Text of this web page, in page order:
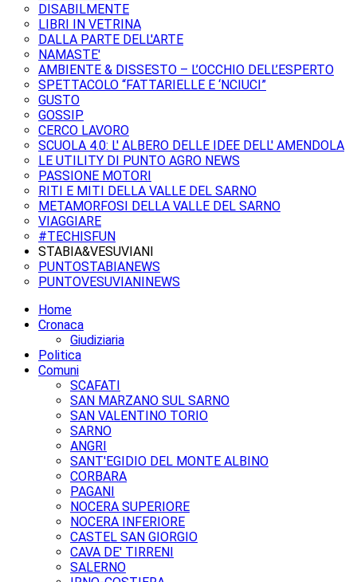
DISABILMENTE
LIBRI IN VETRINA
DALLA PARTE DELL'ARTE
NAMASTE'
AMBIENTE & DISSESTO – L’OCCHIO DELL’ESPERTO
SPETTACOLO “FATTARIELLE E ‘NCIUCI”
GUSTO
GOSSIP
CERCO LAVORO
SCUOLA 4.0: L' ALBERO DELLE IDEE DELL' AMENDOLA
LE UTILITY DI PUNTO AGRO NEWS
PASSIONE MOTORI
RITI E MITI DELLA VALLE DEL SARNO
METAMORFOSI DELLA VALLE DEL SARNO
VIAGGIARE
#TECHISFUN
STABIA&VESUVIANI
PUNTOSTABIANEWS
PUNTOVESUVIANINEWS
Home
Cronaca
Giudiziaria
Politica
Comuni
SCAFATI
SAN MARZANO SUL SARNO
SAN VALENTINO TORIO
SARNO
ANGRI
SANT'EGIDIO DEL MONTE ALBINO
CORBARA
PAGANI
NOCERA SUPERIORE
NOCERA INFERIORE
CASTEL SAN GIORGIO
CAVA DE' TIRRENI
SALERNO